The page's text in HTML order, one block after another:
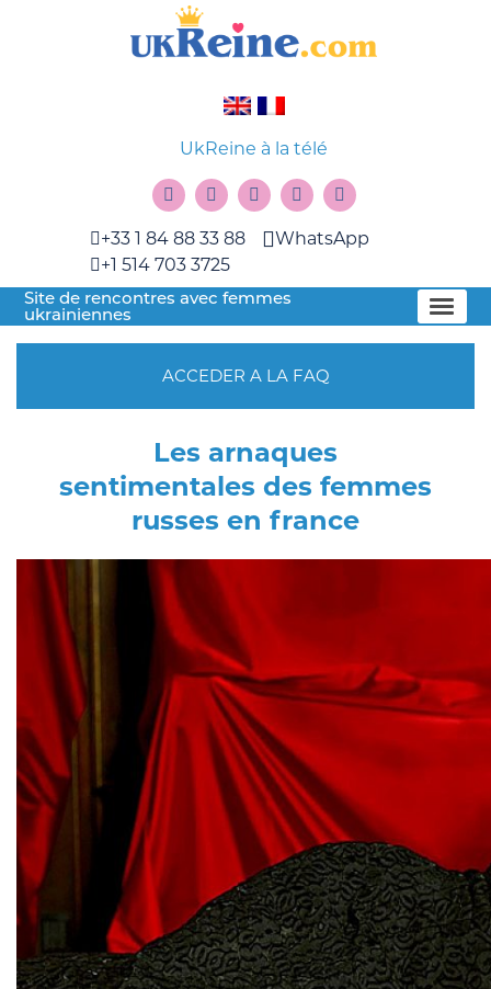
UkReine à la télé
+33 1 84 88 33 88
+1 514 703 3725
WhatsApp
Site de rencontres avec femmes
ukrainiennes
ACCEDER A LA FAQ
Les arnaques
sentimentales des femmes
russes en france